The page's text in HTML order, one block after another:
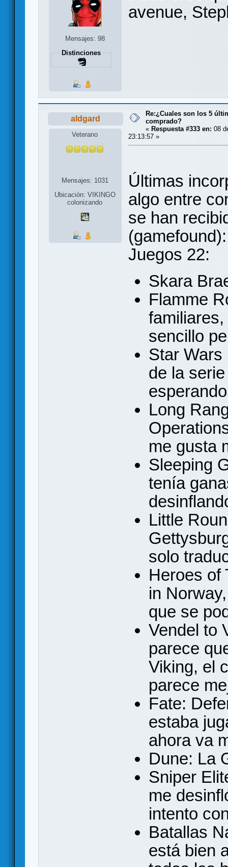
Mensajes: 98
Distinciones
avenue,
aldgard
Veterano
Mensajes: 1031
Ubicación: VIKINGO
colonizando
Re:¿Cuales son los 5
comprado?
« Respuesta #333 en: 08
23:13:57 »
Últimas
algo entre
se han
(gamefound):
Juegos 22:
Skara
Flamme
sencillo
Star Wars
de la
Long
me gusta
Sleeping
tenía
Little
solo
Heroes of
in
que se
Vendel to
parece
Viking, el
parece
Fate:
estaba
ahora va
Dune: La
Sniper
me
intento
Batallas
está bien